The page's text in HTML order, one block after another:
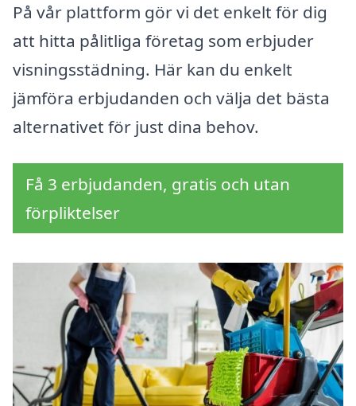
På vår plattform gör vi det enkelt för dig
att hitta pålitliga företag som erbjuder
visningsstädning. Här kan du enkelt
jämföra erbjudanden och välja det bästa
alternativet för just dina behov.
Få 3 erbjudanden, gratis och utan
förpliktelser